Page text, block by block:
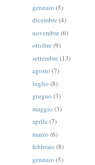
gennaio (5)
dicembre (4)
novembre (6)
ottobre (9)
settembre (13)
agosto (7)
luglio (8)
giugno (3)
maggio (3)
aprile (7)
marzo (6)
febbraio (8)
gennaio (5)